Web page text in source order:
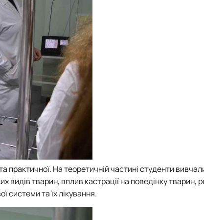
практичної. На теоретичній частині студенти
видів тварин, вплив кастрації на поведінку тварин,
системи та їх лікування.